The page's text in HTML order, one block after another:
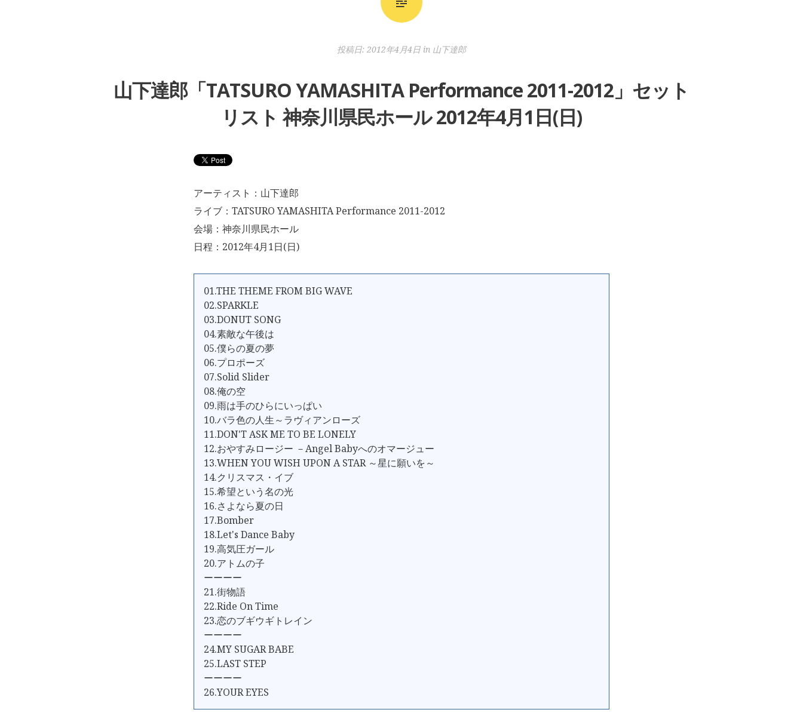
投稿日: 2012年4月4日 in 山下達郎
山下達郎「TATSURO YAMASHITA Performance 2011-2012」セット
リスト 神奈川県民ホール 2012年4月1日(日)
アーティスト：山下達郎
ライブ：TATSURO YAMASHITA Performance 2011-2012
会場：神奈川県民ホール
日程：2012年4月1日(日)
01.THE THEME FROM BIG WAVE
02.SPARKLE
03.DONUT SONG
04.素敵な午後は
05.僕らの夏の夢
06.プロポーズ
07.Solid Slider
08.俺の空
09.雨は手のひらにいっぱい
10.バラ色の人生～ラヴィアンローズ
11.DON'T ASK ME TO BE LONELY
12.おやすみロージー －Angel Babyへのオマージュー
13.WHEN YOU WISH UPON A STAR ～星に願いを～
14.クリスマス・イブ
15.希望という名の光
16.さよなら夏の日
17.Bomber
18.Let's Dance Baby
19.高気圧ガール
20.アトムの子
ーーーー
21.街物語
22.Ride On Time
23.恋のブギウギトレイン
ーーーー
24.MY SUGAR BABE
25.LAST STEP
ーーーー
26.YOUR EYES